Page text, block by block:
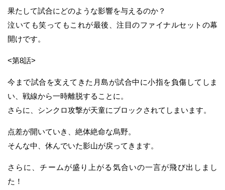
果たして試合にどのような影響を与えるのか？
泣いても笑ってもこれが最後、注目のファイナルセットの幕
開けです。
<第8話>
今まで試合を支えてきた月島が試合中に小指を負傷してしま
い、戦線から一時離脱することに。
さらに、シンクロ攻撃が天童にブロックされてしまいます。
点差が開いていき、絶体絶命な烏野。
そんな中、休んでいた影山が戻ってきます。
さらに、チームが盛り上がる気合いの一言が飛び出しまし
た！